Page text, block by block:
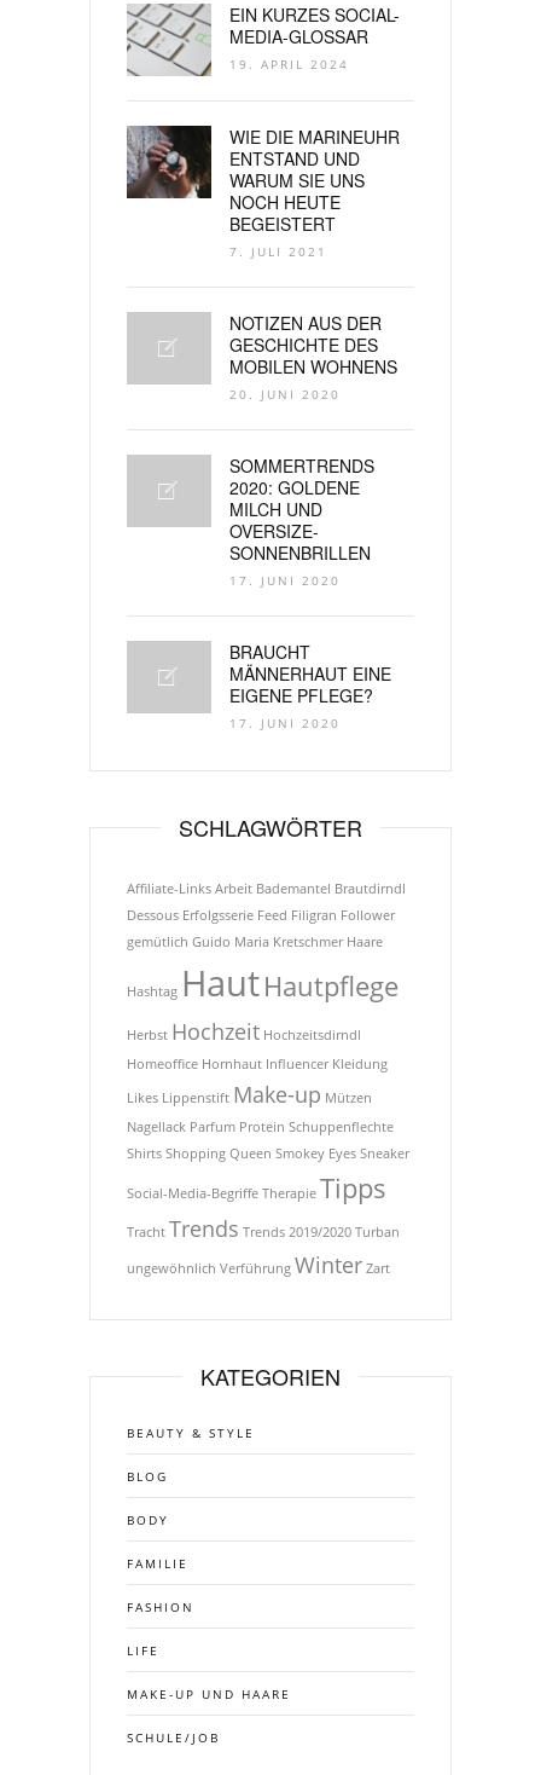
EIN KURZES SOCIAL-
MEDIA-GLOSSAR
19. APRIL 2024
WIE DIE MARINEUHR
ENTSTAND UND
WARUM SIE UNS
NOCH HEUTE
BEGEISTERT
7. JULI 2021
NOTIZEN AUS DER
GESCHICHTE DES
MOBILEN WOHNENS
20. JUNI 2020
SOMMERTRENDS
2020: GOLDENE
MILCH UND
OVERSIZE-
SONNENBRILLEN
17. JUNI 2020
BRAUCHT
MÄNNERHAUT EINE
EIGENE PFLEGE?
17. JUNI 2020
SCHLAGWÖRTER
Affiliate-Links Arbeit Bademantel Brautdirndl
Dessous Erfolgsserie Feed Filigran Follower
gemütlich Guido Maria Kretschmer Haare
Hashtag HautHautpflege
Herbst Hochzeit Hochzeitsdirndl
Homeoffice Hornhaut Influencer Kleidung
Likes Lippenstift Make-up Mützen
Nagellack Parfum Protein Schuppenflechte
Shirts Shopping Queen Smokey Eyes Sneaker
Social-Media-Begriffe Therapie Tipps
Tracht Trends Trends 2019/2020 Turban
ungewöhnlich Verführung Winter Zart
KATEGORIEN
BEAUTY & STYLE
BLOG
BODY
FAMILIE
FASHION
LIFE
MAKE-UP UND HAARE
SCHULE/JOB